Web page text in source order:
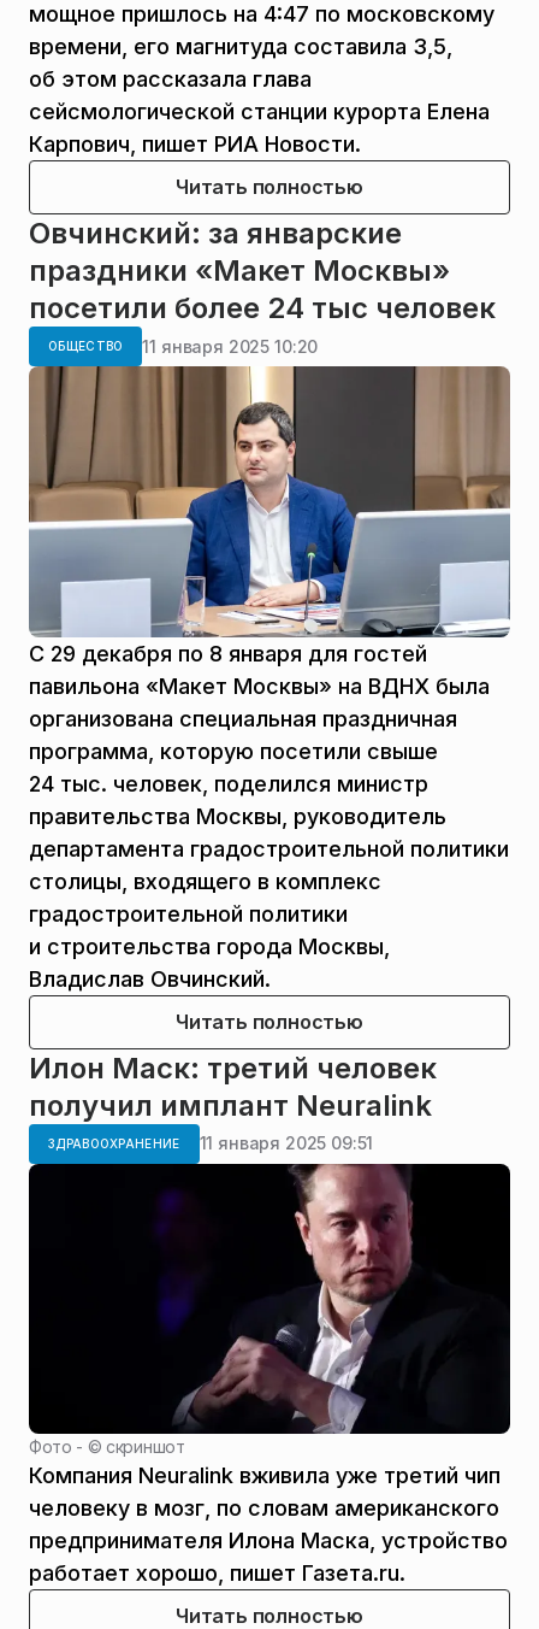
мощное пришлось на 4:47 по московскому
времени, его магнитуда составила 3,5,
об этом рассказала глава
сейсмологической станции курорта Елена
Карпович, пишет РИА Новости.
Читать полностью
Овчинский: за январские
праздники «Макет Москвы»
посетили более 24 тыс человек
ОБЩЕСТВО 11 января 2025 10:20
С 29 декабря по 8 января для гостей
павильона «Макет Москвы» на ВДНХ была
организована специальная праздничная
программа, которую посетили свыше
24 тыс. человек, поделился министр
правительства Москвы, руководитель
департамента градостроительной политики
столицы, входящего в комплекс
градостроительной политики
и строительства города Москвы,
Владислав Овчинский.
Читать полностью
Илон Маск: третий человек
получил имплант Neuralink
ЗДРАВООХРАНЕНИЕ 11 января 2025 09:51
Фото - © скриншот
Компания Neuralink вживила уже третий чип
человеку в мозг, по словам американского
предпринимателя Илона Маска, устройство
работает хорошо, пишет Газета.ru.
Читать полностью